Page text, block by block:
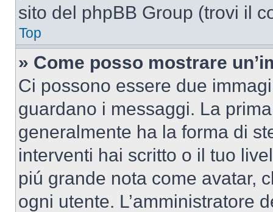
sito del phpBB Group (trovi il
Top
» Come posso mostrare
Ci possono essere due
guardano i messaggi. La
generalmente ha la forma di
interventi hai scritto o il tuo
piú grande nota come avatar,
ogni utente. L’amministratore